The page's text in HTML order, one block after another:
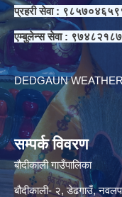
प्रहरी सेवा :
एम्बुलेन्स सेवा :
DEDGAUN WEATHER
सम्पर्क विवरण
बौदीकाली गाउँपालिका
बौदीकाली- २, डेढगाउँ,